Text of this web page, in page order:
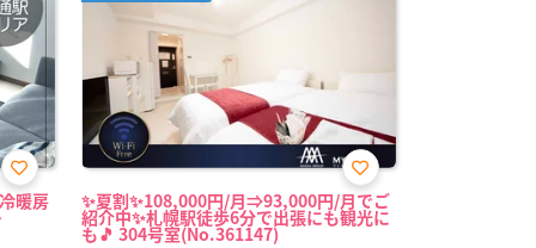
暖房
お気
に入 ✨夏割✨108,000円/月⇒93,000円/月でご
紹介中✨札幌駅徒歩6分で出張にも観光に
も🎵 304号室(No.361147)
お気
に入
り登